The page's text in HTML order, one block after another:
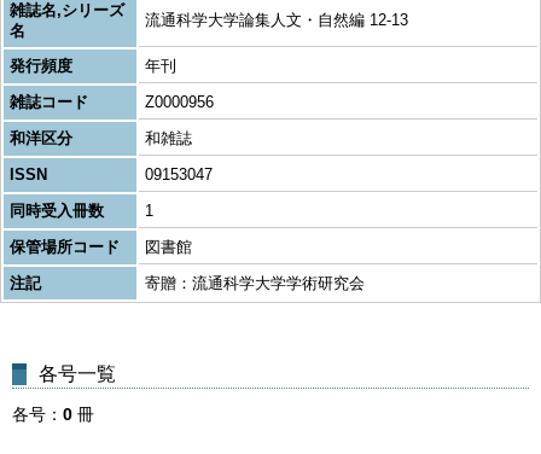
雑誌名,シリーズ
名
流通科学大学論集人文・自然編 12-13
発行頻度
年刊
雑誌コード
Z0000956
和洋区分
和雑誌
ISSN
09153047
同時受入冊数
1
保管場所コード
図書館
注記
寄贈：流通科学大学学術研究会
各号一覧
各号 0 冊